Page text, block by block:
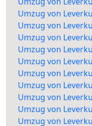
Umzug von
Umzug von
Umzug von
Umzug von
Umzug von
Umzug von
Umzug von
Umzug von
Umzug von
Umzug von